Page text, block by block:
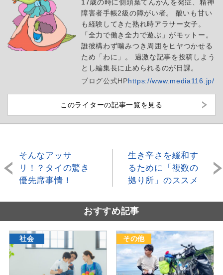
17歳の時に側頭葉てんかんを発症、精神
障害者手帳2級の障がい者。 酸いも甘い
も経験してきた熟れ時アラサー女子。
「全力で働き全力で遊ぶ」がモットー。
誰彼構わず噛みつき周囲をヒヤつかせる
ため「わに」。 過激な記事を投稿しよう
とし編集長に止められるのが日課。
ブログ公式HPhttps://www.media116.jp/
このライターの記事一覧を見る
そんなアッサ
リ！？タイの驚き
優先席事情！
生き辛さを緩和す
るために「複数の
拠り所」のススメ
おすすめ記事
社会 その他